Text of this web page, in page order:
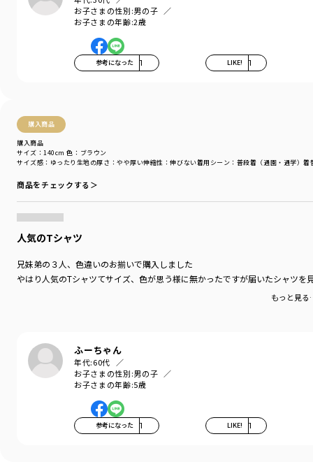
お子さまの性別:男の子
お子さまの年齢:2歳
参考になった 1 LIKE! 1
購入商品
購入商品
サイズ感 ：ゆったり 生地の厚さ ：やや厚い伸縮性 ：伸びない着用シーン ：普段着（通園・通学）着
サイズ：140cm 色：ブラウン
商品をチェックする＞
人気のTシャツ
兄妹弟の３人、色違いのお揃いで購入しました
やはり人気のTシャツてサイズ、色が思う様に無かったですが届いたシャツを
もっと見
ふーちゃん
年代:60代
お子さまの性別:男の子
お子さまの年齢:5歳
参考になった 1 LIKE! 1
お気に入りが必ず見つかる
【TOY STORY／トイ・ストーリー】シリーズの商品
11-6506-522 【TOY STORY／トイ・ストーリー】キャラクターアソートT
11-6531-525 【TOY STORY／トイ・ストーリー】デニムパンツ
11-6584-526 【TOY STORY／トイ・ストーリー】総柄バンダナ
14-6563-006 【TOY STORY／トイ・ストーリー】キャラクターアソートソ
ックス
14-6571-007 【TOY STORY／トイ・ストーリー】キャラクタープリント巾
着
透け感：アイボリーカラーは色の特性上、透け感がございます
伸縮性：あり
着用イメージ/カラー：イエロー
モデル：身長110.0cm 体重18kg
サイズ：サイズ110
カテゴリ
トップス
カラー
／ホワイト
性別タイプ
／GIRL
BOY